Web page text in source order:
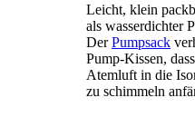
Leicht, klein
als wasserdichter
DerPumpsack
Pump-Kissen,
Atemluft in die
zu schimmeln